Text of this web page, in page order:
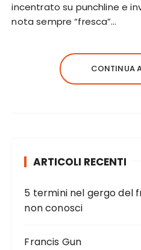
incentrato su punchline e
nota sempre “fresca”…
CONTINUA
ARTICOLI RECENTI
5 termini nel gergo del
non conosci
Francis Gun